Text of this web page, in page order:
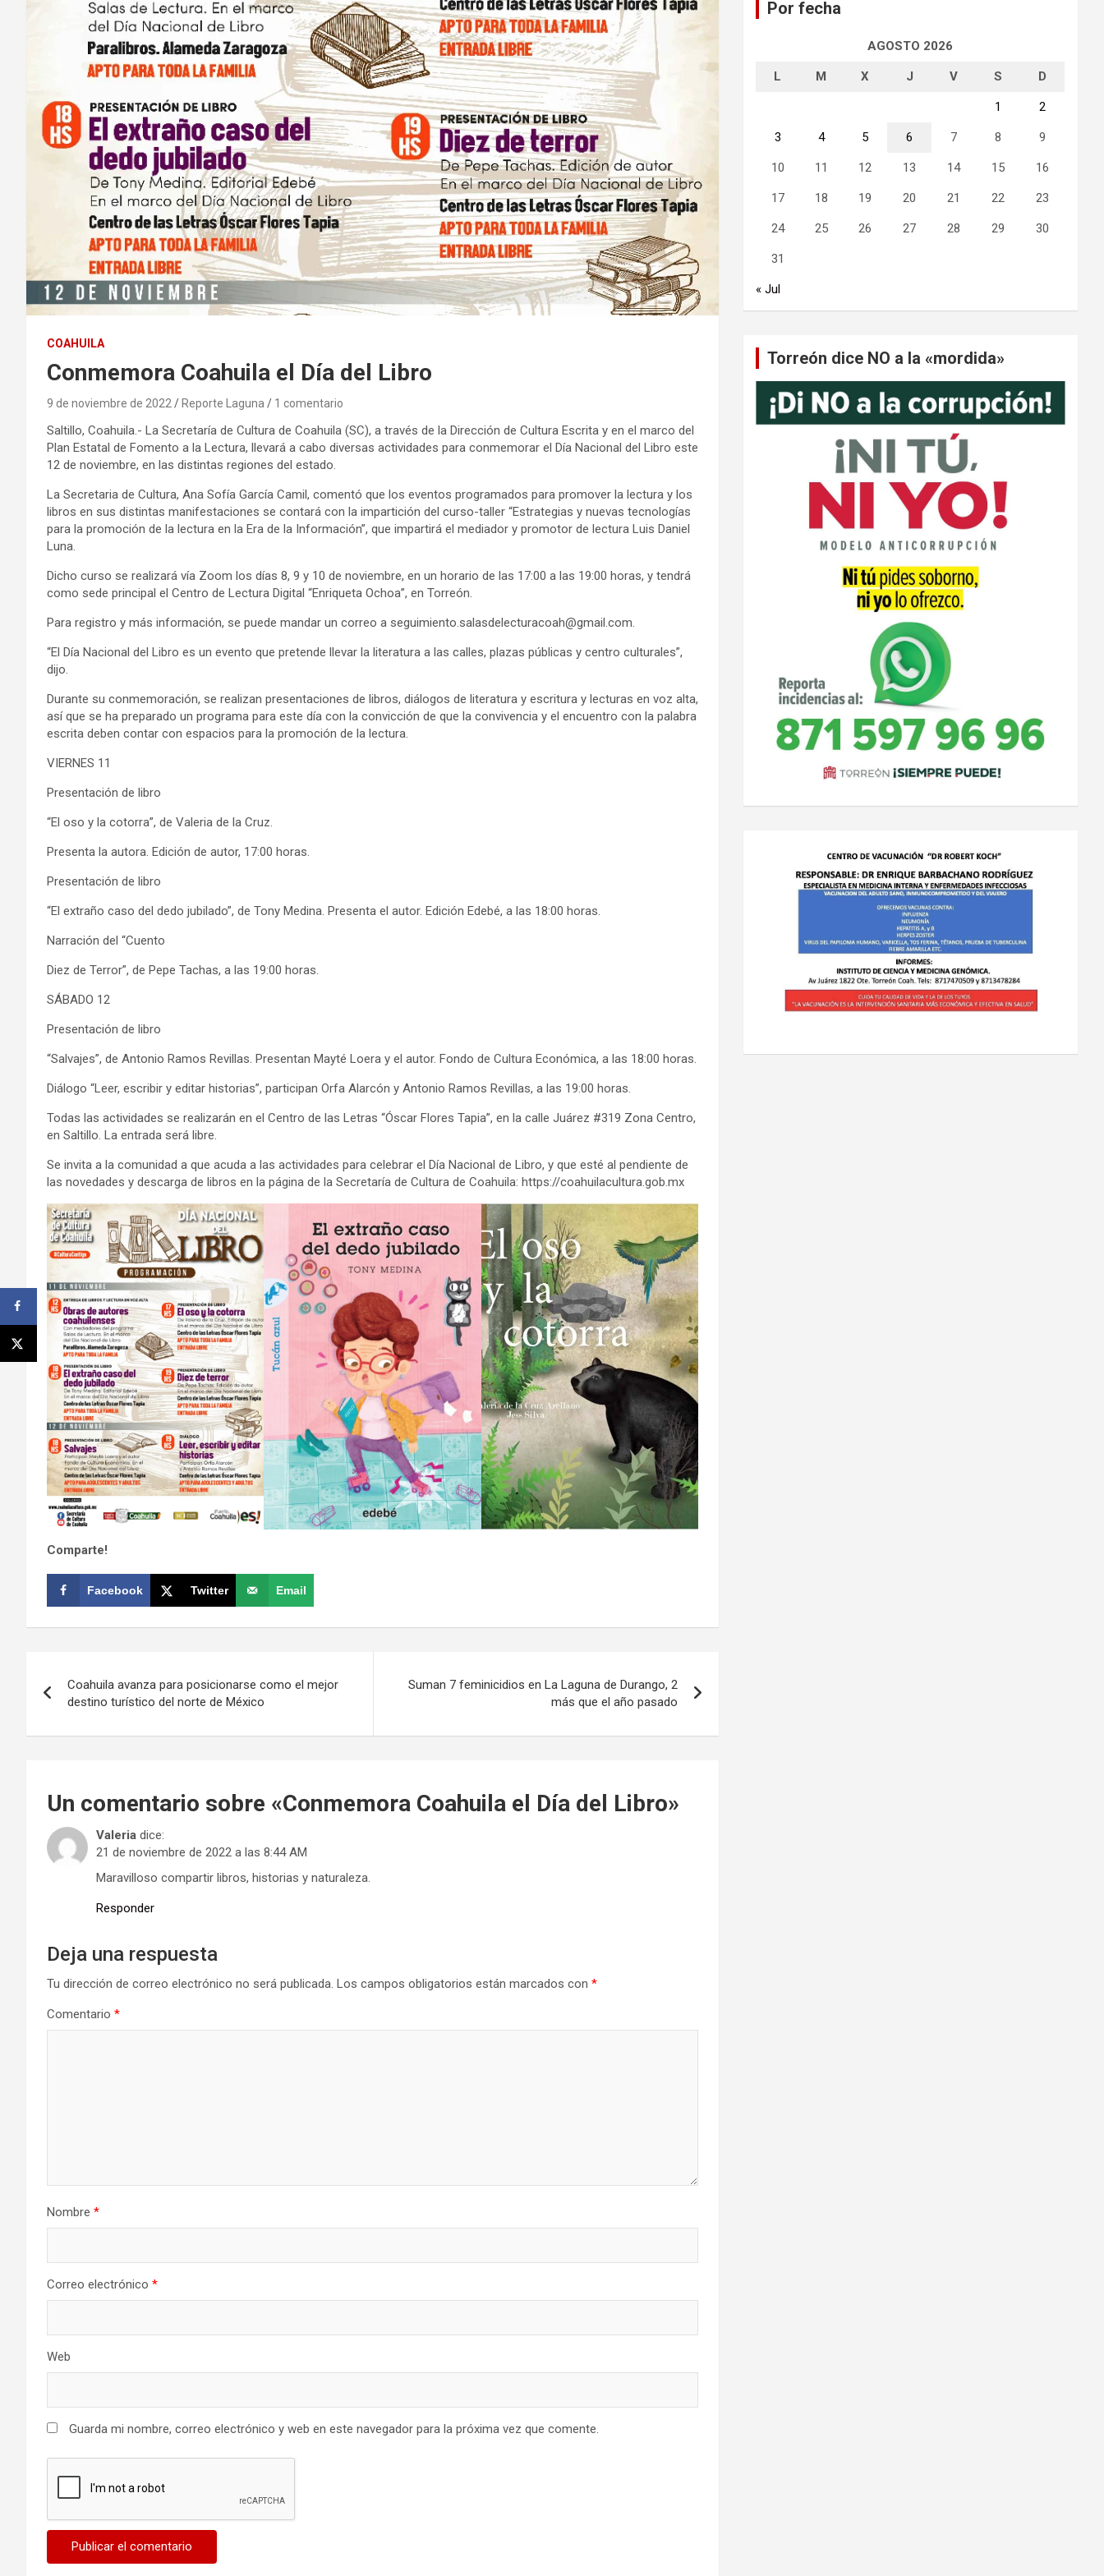
COAHUILA
Conmemora Coahuila el Día del Libro
9 de noviembre de 2022 Reporte Laguna 1 comentario
Saltillo, Coahuila.- La Secretaría de Cultura de Coahuila (SC), a través de la Dirección de Cultura Escrita y en el marco del
Plan Estatal de Fomento a la Lectura, llevará a cabo diversas actividades para conmemorar el Día Nacional del Libro este
12 de noviembre, en las distintas regiones del estado.
La Secretaria de Cultura, Ana Sofía García Camil, comentó que los eventos programados para promover la lectura y los
libros en sus distintas manifestaciones se contará con la impartición del curso-taller “Estrategias y nuevas tecnologías
para la promoción de la lectura en la Era de la Información”, que impartirá el mediador y promotor de lectura Luis Daniel
Luna.
Dicho curso se realizará vía Zoom los días 8, 9 y 10 de noviembre, en un horario de las 17:00 a las 19:00 horas, y tendrá
como sede principal el Centro de Lectura Digital “Enriqueta Ochoa”, en Torreón.
Para registro y más información, se puede mandar un correo a seguimiento.salasdelecturacoah@gmail.com.
“El Día Nacional del Libro es un evento que pretende llevar la literatura a las calles, plazas públicas y centro culturales”,
dijo.
Durante su conmemoración, se realizan presentaciones de libros, diálogos de literatura y escritura y lecturas en voz alta,
así que se ha preparado un programa para este día con la convicción de que la convivencia y el encuentro con la palabra
escrita deben contar con espacios para la promoción de la lectura.
VIERNES 11
Presentación de libro
“El oso y la cotorra”, de Valeria de la Cruz.
Presenta la autora. Edición de autor, 17:00 horas.
Presentación de libro
“El extraño caso del dedo jubilado”, de Tony Medina. Presenta el autor. Edición Edebé, a las 18:00 horas.
Narración del “Cuento
Diez de Terror”, de Pepe Tachas, a las 19:00 horas.
SÁBADO 12
Presentación de libro
“Salvajes”, de Antonio Ramos Revillas. Presentan Mayté Loera y el autor. Fondo de Cultura Económica, a las 18:00 horas.
Diálogo “Leer, escribir y editar historias”, participan Orfa Alarcón y Antonio Ramos Revillas, a las 19:00 horas.
Todas las actividades se realizarán en el Centro de las Letras “Óscar Flores Tapia”, en la calle Juárez #319 Zona Centro,
en Saltillo. La entrada será libre.
Se invita a la comunidad a que acuda a las actividades para celebrar el Día Nacional de Libro, y que esté al pendiente de
las novedades y descarga de libros en la página de la Secretaría de Cultura de Coahuila: https://coahuilacultura.gob.mx
Comparte!
Facebook Twitter Email
de
entradas
Coahuila avanza para posicionarse como el mejor
destino turístico del norte de México
Suman 7 feminicidios en La Laguna de Durango, 2
más que el año pasado
Un comentario sobre «Conmemora Coahuila el Día del Libro»
Valeria dice:
21 de noviembre de 2022 a las 8:44 AM
Maravilloso compartir libros, historias y naturaleza.
Responder
Deja una respuesta
Tu dirección de correo electrónico no será publicada. Los campos obligatorios están marcados con *
Comentario *
Nombre *
Correo electrónico *
Web
Guarda mi nombre, correo electrónico y web en este navegador para la próxima vez que comente.
Por fecha
AGOSTO 2026
L M X J V S D
1 2
3 4 5 6 7 8 9
10 11 12 13 14 15 16
17 18 19 20 21 22 23
24 25 26 27 28 29 30
31
« Jul
Torreón dice NO a la «mordida»